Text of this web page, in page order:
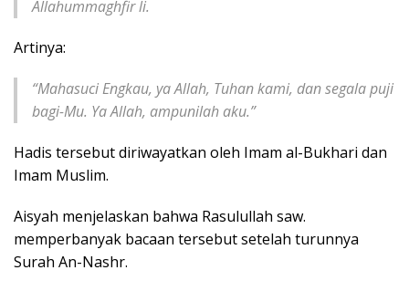
Allahummaghfir li.
Artinya:
“Mahasuci Engkau, ya Allah, Tuhan kami, dan segala puji
bagi-Mu. Ya Allah, ampunilah aku.”
Hadis tersebut diriwayatkan oleh Imam al-Bukhari dan
Imam Muslim.
Aisyah menjelaskan bahwa Rasulullah saw.
memperbanyak bacaan tersebut setelah turunnya
Surah An-Nashr.